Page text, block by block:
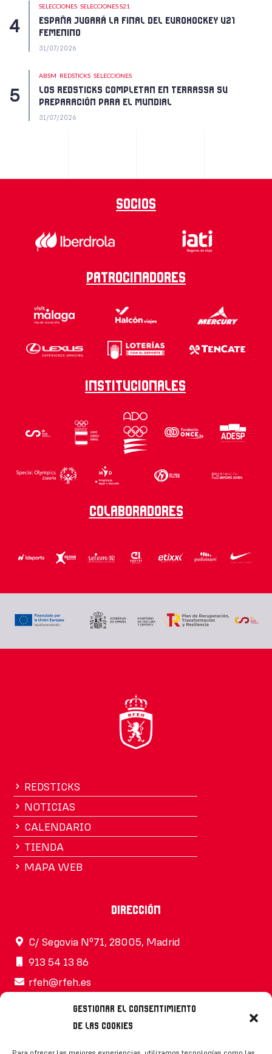
Gestionar el consentimiento
de las cookies
SELECCIONES SELECCIONES S21
ESPAÑA JUGARÁ LA FINAL DEL EUROHOCKEY U21
FEMENINO
31/07/2026
ABSM REDSTICKS SELECCIONES
LOS REDSTICKS COMPLETAN EN TERRASSA SU
PREPARACIÓN PARA EL MUNDIAL
31/07/2026
Socios
Patrocinadores
Institucionales
Colaboradores
REDSTICKS
NOTICIAS
CALENDARIO
TIENDA
MAPA WEB
Dirección
C/ Segovia Nº71, 28005, Madrid
913 54 13 86
rfeh@rfeh.es
Síguenos